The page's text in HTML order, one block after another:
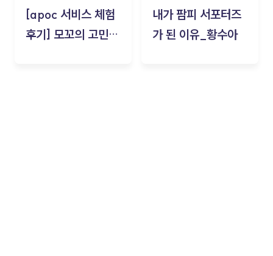
[apoc 서비스 체험
후기] 모꼬의 고민세
내가 팜피 서포터즈
가 된 이유_황수아